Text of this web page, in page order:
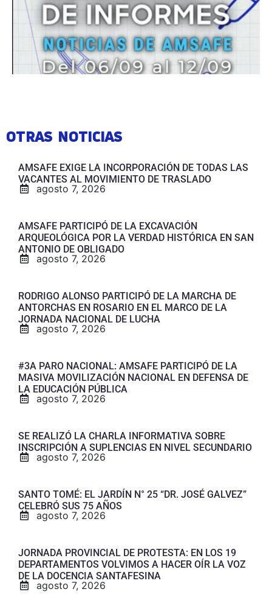
OTRAS NOTICIAS
AMSAFE EXIGE LA INCORPORACIÓN DE TODAS LAS
VACANTES AL MOVIMIENTO DE TRASLADO
agosto 7, 2026
AMSAFE PARTICIPÓ DE LA EXCAVACIÓN
ARQUEOLÓGICA POR LA VERDAD HISTÓRICA EN SAN
ANTONIO DE OBLIGADO
agosto 7, 2026
RODRIGO ALONSO PARTICIPÓ DE LA MARCHA DE
ANTORCHAS EN ROSARIO EN EL MARCO DE LA
JORNADA NACIONAL DE LUCHA
agosto 7, 2026
#3A PARO NACIONAL: AMSAFE PARTICIPÓ DE LA
MASIVA MOVILIZACIÓN NACIONAL EN DEFENSA DE
LA EDUCACIÓN PÚBLICA
agosto 7, 2026
SE REALIZÓ LA CHARLA INFORMATIVA SOBRE
INSCRIPCIÓN A SUPLENCIAS EN NIVEL SECUNDARIO
agosto 7, 2026
SANTO TOMÉ: EL JARDÍN N° 25 “DR. JOSÉ GALVEZ”
CELEBRÓ SUS 75 AÑOS
agosto 7, 2026
JORNADA PROVINCIAL DE PROTESTA: EN LOS 19
DEPARTAMENTOS VOLVIMOS A HACER OÍR LA VOZ
DE LA DOCENCIA SANTAFESINA
agosto 7, 2026